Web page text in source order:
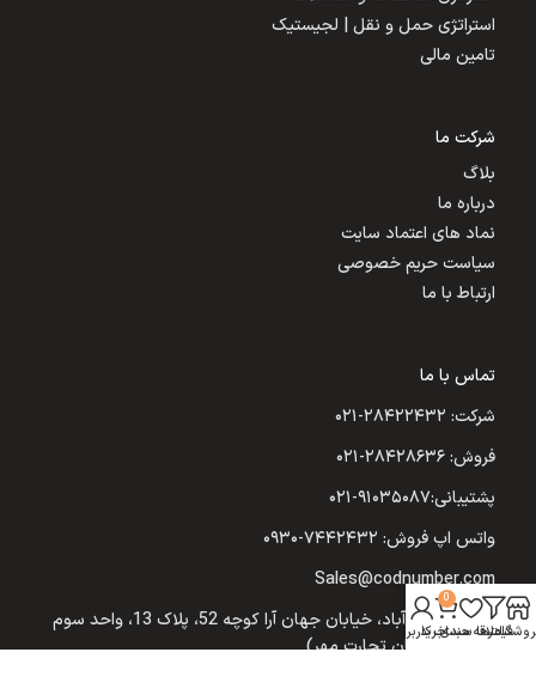
استراتژی حمل و نقل | لجیستیک
تامین مالی
شرکت ما
بلاگ
درباره ما
نماد های اعتماد سایت
سیاست حریم خصوصی
ارتباط با ما
تماس با ما
شرکت: ۲۸۴۲۲۴۳۲-۰۲۱
فروش: ۲۸۴۲۸۶۳۶-۰۲۱
پشتیبانی:۹۱۰۳۵۰۸۷-۰۲۱
واتس اپ فروش: ۷۴۴۲۴۳۲-۰۹۳۰
Sales@codnumber.com
تهران: یوسف‌آباد، خیابان جهان آرا کوچه 52، پلاک 13، واحد سوم
(شرکت نیکسان تجارت مهر)
فیلترها
علاقه مندی
0
سبد خرید
حساب کاربری من